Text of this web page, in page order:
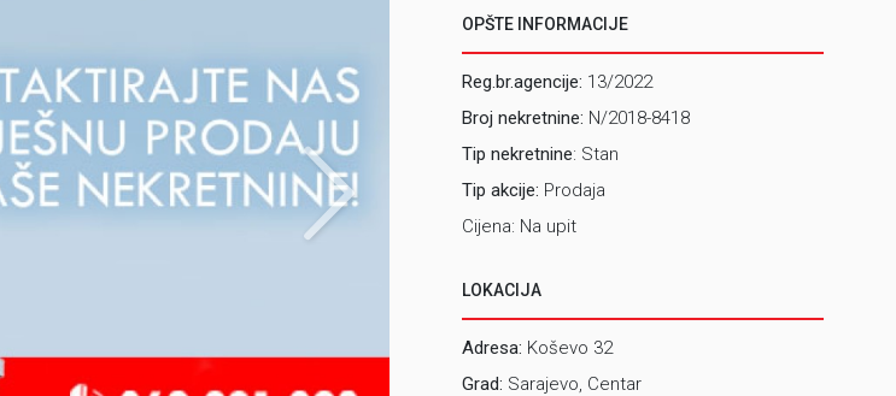
OPŠTE INFORMACIJE
Reg.br.agencije: 13/2022
Broj nekretnine: N/2018-8418
Tip nekretnine: Stan
Tip akcije: Prodaja
Cijena: Na upit
LOKACIJA
Adresa: Koševo 32
Grad: Sarajevo, Centar